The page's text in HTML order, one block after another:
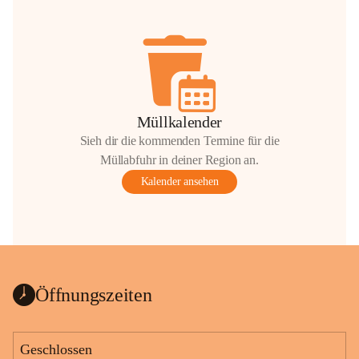
Müllkalender
Sieh dir die kommenden Termine für die
Müllabfuhr in deiner Region an.
Kalender ansehen
Öffnungszeiten
Geschlossen